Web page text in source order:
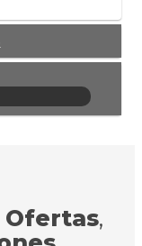
Ofertas,